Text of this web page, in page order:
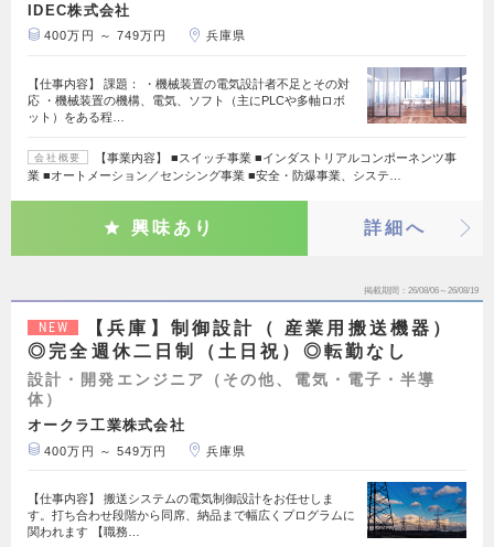
IDEC株式会社
400万円 ～ 749万円 兵庫県
【仕事内容】 課題： ・機械装置の電気設計者不足とその対
応 ・機械装置の機構、電気、ソフト（主にPLCや多軸ロボ
ット）をある程…
会社概要
【事業内容】 ■スイッチ事業 ■インダストリアルコンポーネンツ事
業 ■オートメーション／センシング事業 ■安全・防爆事業、システ…
興味あり 詳細へ
掲載期間 26/08/06～26/08/19
NEW
【兵庫】制御設計（ 産業用搬送機器）
◎完全週休二日制（土日祝）◎転勤なし
設計・開発エンジニア（その他、電気・電子・半導
体）
オークラ工業株式会社
400万円 ～ 549万円 兵庫県
【仕事内容】 搬送システムの電気制御設計をお任せしま
す。打ち合わせ段階から同席、納品まで幅広くプログラムに
関われます 【職務…